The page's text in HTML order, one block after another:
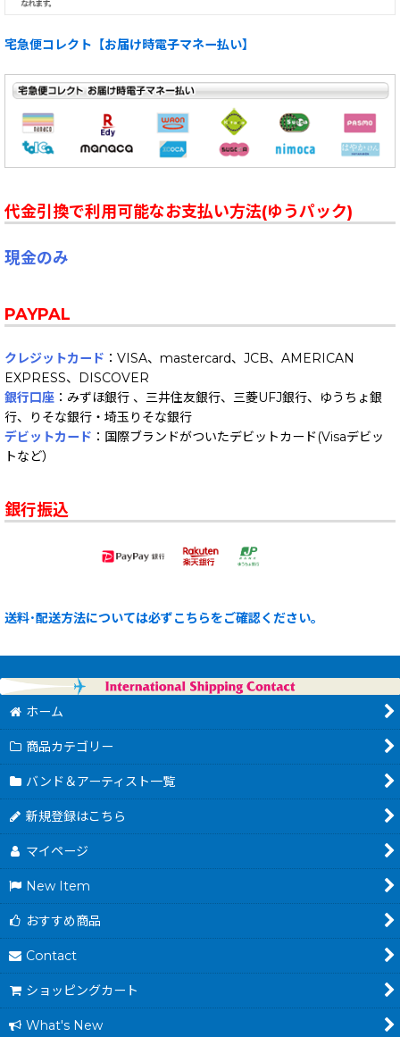
宅急便コレクト【お届け時電子マネー払い】
代金引換で利用可能なお支払い方法(ゆうパック)
現金のみ
PAYPAL
クレジットカード ：VISA、mastercard、JCB、AMERICAN
EXPRESS、DISCOVER
銀行口座 ：みずほ銀行 、三井住友銀行、三菱UFJ銀行、ゆうちょ銀
行、りそな銀行・埼玉りそな銀行
デビットカード ：国際ブランドがついたデビットカード(Visaデビッ
トなど）
銀行振込
送料･配送方法については必ずこちらをご確認ください。
ホーム
商品カテゴリー
バンド＆アーティスト一覧
新規登録はこちら
マイページ
New Item
おすすめ商品
Contact
ショッピングカート
What's New